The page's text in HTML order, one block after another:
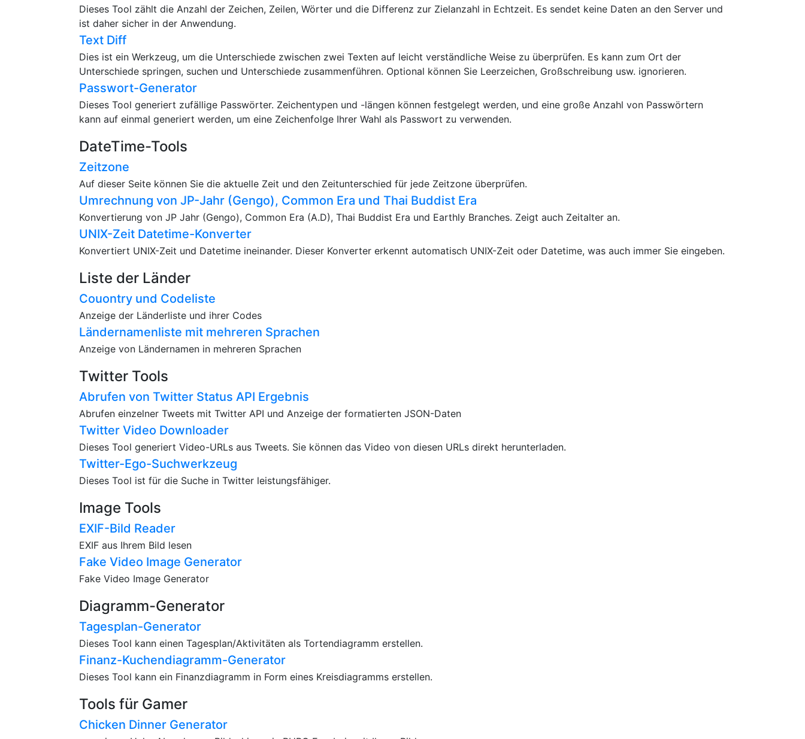
Dieses Tool zählt die Anzahl der Zeichen, Zeilen, Wörter und die Differenz zur Zielanzahl in Echtzeit. Es sendet keine Daten an den Server und
ist daher sicher in der Anwendung.
Text Diff
Dies ist ein Werkzeug, um die Unterschiede zwischen zwei Texten auf leicht verständliche Weise zu überprüfen. Es kann zum Ort der
Unterschiede springen, suchen und Unterschiede zusammenführen. Optional können Sie Leerzeichen, Großschreibung usw. ignorieren.
Passwort-Generator
Dieses Tool generiert zufällige Passwörter. Zeichentypen und -längen können festgelegt werden, und eine große Anzahl von Passwörtern
kann auf einmal generiert werden, um eine Zeichenfolge Ihrer Wahl als Passwort zu verwenden.
DateTime-Tools
Zeitzone
Auf dieser Seite können Sie die aktuelle Zeit und den Zeitunterschied für jede Zeitzone überprüfen.
Umrechnung von JP-Jahr (Gengo), Common Era und Thai Buddist Era
Konvertierung von JP Jahr (Gengo), Common Era (A.D), Thai Buddist Era und Earthly Branches. Zeigt auch Zeitalter an.
UNIX-Zeit Datetime-Konverter
Konvertiert UNIX-Zeit und Datetime ineinander. Dieser Konverter erkennt automatisch UNIX-Zeit oder Datetime, was auch immer Sie eingeben.
Liste der Länder
Couontry und Codeliste
Anzeige der Länderliste und ihrer Codes
Ländernamenliste mit mehreren Sprachen
Anzeige von Ländernamen in mehreren Sprachen
Twitter Tools
Abrufen von Twitter Status API Ergebnis
Abrufen einzelner Tweets mit Twitter API und Anzeige der formatierten JSON-Daten
Twitter Video Downloader
Dieses Tool generiert Video-URLs aus Tweets. Sie können das Video von diesen URLs direkt herunterladen.
Twitter-Ego-Suchwerkzeug
Dieses Tool ist für die Suche in Twitter leistungsfähiger.
Image Tools
EXIF-Bild Reader
EXIF aus Ihrem Bild lesen
Fake Video Image Generator
Fake Video Image Generator
Diagramm-Generator
Tagesplan-Generator
Dieses Tool kann einen Tagesplan/Aktivitäten als Tortendiagramm erstellen.
Finanz-Kuchendiagramm-Generator
Dieses Tool kann ein Finanzdiagramm in Form eines Kreisdiagramms erstellen.
Tools für Gamer
Chicken Dinner Generator